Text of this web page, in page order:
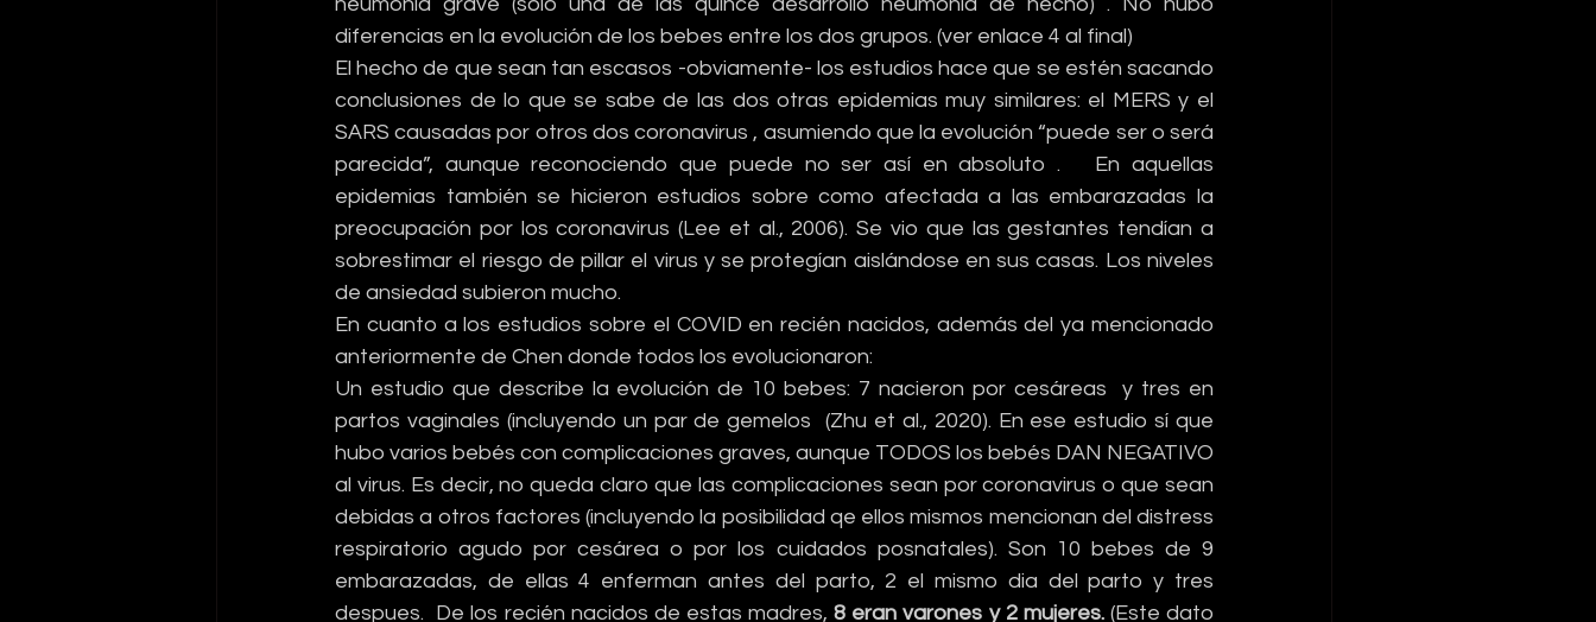
neumonía grave (solo una de las quince desarrolló neumonía de hecho) . No hubo
diferencias en la evolución de los bebes entre los dos grupos. (ver enlace 4 al final)
El hecho de que sean tan escasos -obviamente- los estudios hace que se estén sacando
conclusiones de lo que se sabe de las dos otras epidemias muy similares: el MERS y el
SARS causadas por otros dos coronavirus , asumiendo que la evolución “puede ser o será
parecida”, aunque reconociendo que puede no ser así en absoluto .   En aquellas
epidemias también se hicieron estudios sobre como afectada a las embarazadas la
preocupación por los coronavirus (Lee et al., 2006). Se vio que las gestantes tendían a
sobrestimar el riesgo de pillar el virus y se protegían aislándose en sus casas. Los niveles
de ansiedad subieron mucho.
En cuanto a los estudios sobre el COVID en recién nacidos, además del ya mencionado
anteriormente de Chen donde todos los evolucionaron:
Un estudio que describe la evolución de 10 bebes: 7 nacieron por cesáreas  y tres en
partos vaginales (incluyendo un par de gemelos  (Zhu et al., 2020). En ese estudio sí que
hubo varios bebés con complicaciones graves, aunque TODOS los bebés DAN NEGATIVO
al virus. Es decir, no queda claro que las complicaciones sean por coronavirus o que sean
debidas a otros factores (incluyendo la posibilidad qe ellos mismos mencionan del distress
respiratorio agudo por cesárea o por los cuidados posnatales). Son 10 bebes de 9
embarazadas, de ellas 4 enferman antes del parto, 2 el mismo dia del parto y tres
despues.  De los recién nacidos de estas madres, 8 eran varones y 2 mujeres. (Este dato